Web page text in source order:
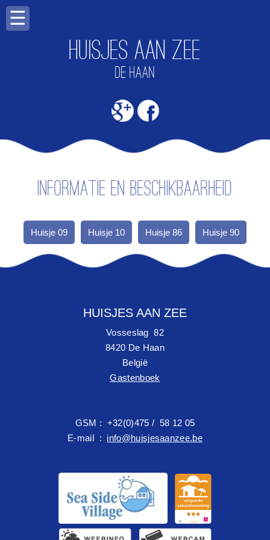
☰
Huisjes aan zee
DE HAAN
Informatie en beschikbaarheid
Huisje 09 Huisje 10 Huisje 86 Huisje 90
HUISJES AAN ZEE
Vosseslag 82
8420 De Haan
België
Gastenboek
GSM : +32(0)475 / 58 12 05
E-mail : info@huisjesaanzee.be